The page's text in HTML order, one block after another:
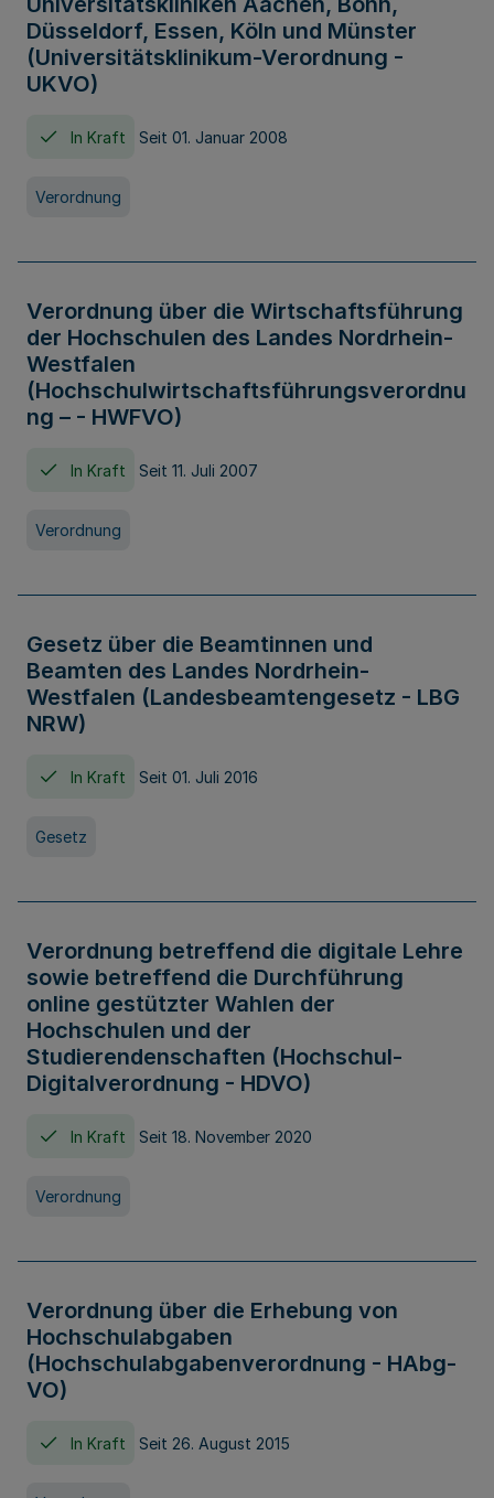
Düsseldorf, Essen, Köln und Münster
(Universitätsklinikum-Verordnung -
UKVO)
In Kraft Seit 01. Januar 2008
Verordnung
Verordnung über die Wirtschaftsführung
der Hochschulen des Landes Nordrhein-
Westfalen
(Hochschulwirtschaftsführungsverordnu
ng – - HWFVO)
In Kraft Seit 11. Juli 2007
Verordnung
Gesetz über die Beamtinnen und
Beamten des Landes Nordrhein-
Westfalen (Landesbeamtengesetz - LBG
NRW)
In Kraft Seit 01. Juli 2016
Gesetz
Verordnung betreffend die digitale Lehre
sowie betreffend die Durchführung
online gestützter Wahlen der
Hochschulen und der
Studierendenschaften (Hochschul-
Digitalverordnung - HDVO)
In Kraft Seit 18. November 2020
Verordnung
Verordnung über die Erhebung von
Hochschulabgaben
(Hochschulabgabenverordnung - HAbg-
VO)
In Kraft Seit 26. August 2015